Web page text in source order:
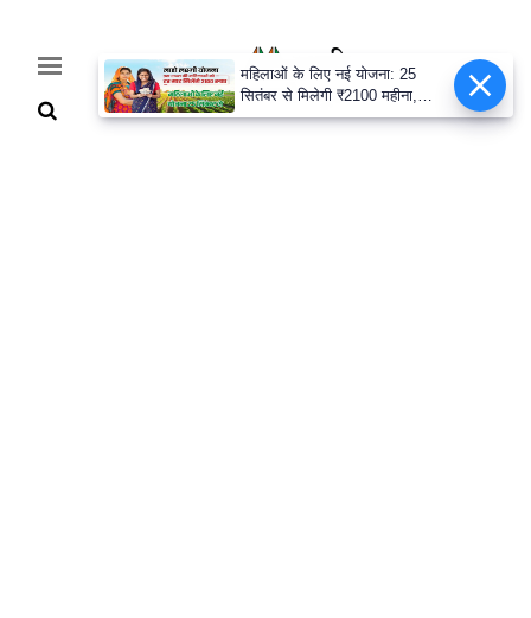
महिलाओं के लिए नई योजना: 25
सितंबर से मिलेगी ₹2100 महीना,
जानिए पूरी डिटेल